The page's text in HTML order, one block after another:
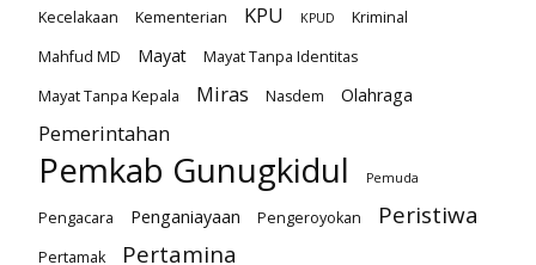
Kecelakaan
Kementerian KPU KPUD
Kriminal
Mahfud MD
Mayat
Mayat Tanpa Identitas
Mayat Tanpa Kepala
Miras Nasdem Olahraga
Pemerintahan
Pemkab Gunugkidul Pemuda
Pengacara Penganiayaan Pengeroyokan Peristiwa
Pertamak Pertamina